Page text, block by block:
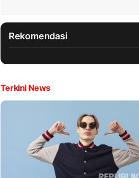
Rekomendasi
Terkini News